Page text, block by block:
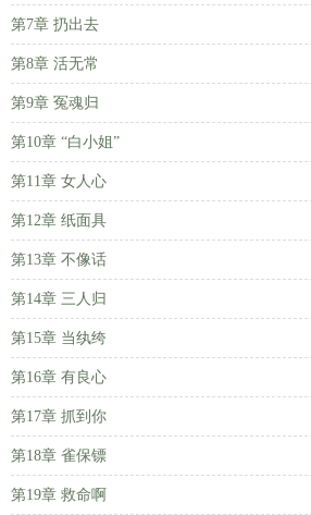
第7章 扔出去
第8章 活无常
第9章 冤魂归
第10章 “白小姐”
第11章 女人心
第12章 纸面具
第13章 不像话
第14章 三人归
第15章 当纨绔
第16章 有良心
第17章 抓到你
第18章 雀保镖
第19章 救命啊